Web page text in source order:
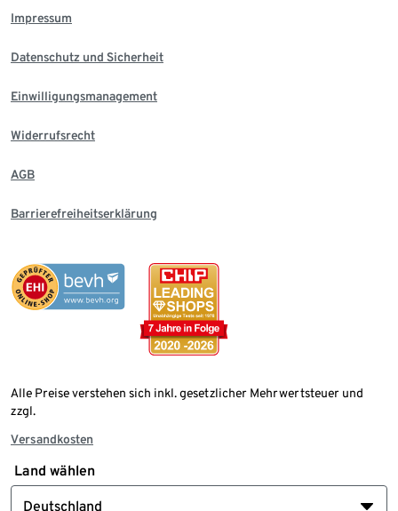
Impressum
Datenschutz und Sicherheit
Einwilligungsmanagement
Widerrufsrecht
AGB
Barrierefreiheitserklärung
Alle Preise verstehen sich inkl. gesetzlicher Mehrwertsteuer und
zzgl.
Versandkosten
Land wählen
Deutschland